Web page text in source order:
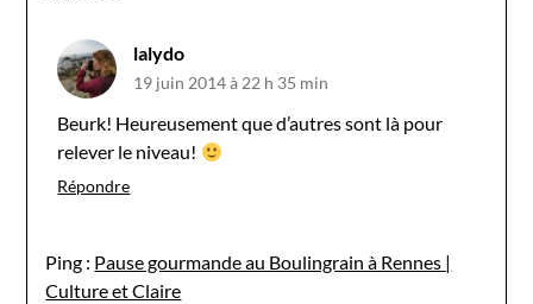
lalydo
19 juin 2014 à 22 h 35 min
Beurk! Heureusement que d’autres sont là pour
relever le niveau!
Répondre
Ping : Pause gourmande au Boulingrain à Rennes |
Culture et Claire